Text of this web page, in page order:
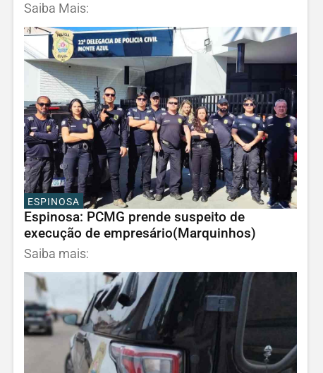
Saiba Mais:
ESPINOSA
Espinosa: PCMG prende suspeito de
execução de empresário(Marquinhos)
Saiba mais: